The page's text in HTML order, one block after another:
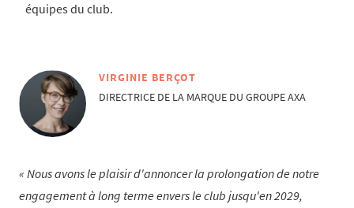
équipes du club.
VIRGINIE BERÇOT
DIRECTRICE DE LA MARQUE DU GROUPE AXA
Nous avons le plaisir d'annoncer la prolongation de notre
engagement à long terme envers le club jusqu'en 2029,